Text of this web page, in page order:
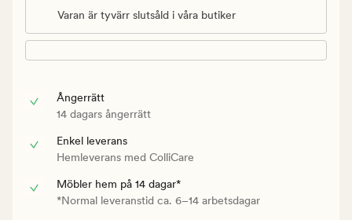
Varan är tyvärr slutsåld i våra butiker
Ångerrätt
14 dagars ångerrätt
Enkel leverans
Hemleverans med ColliCare
Möbler hem på 14 dagar*
*Normal leveranstid ca. 6–14 arbetsdagar